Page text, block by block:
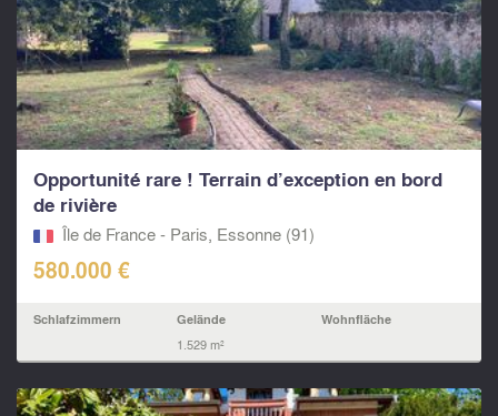
Opportunité rare ! Terrain d’exception en bord
de rivière
Île de France - Paris, Essonne (91)
580.000 €
Schlafzimmern Gelände
1.529 m²
Wohnfläche